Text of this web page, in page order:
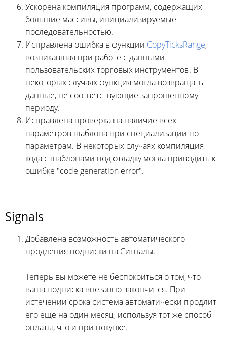
Ускорена компиляция программ, содержащих
большие массивы, инициализируемые
последовательностью.
Исправлена ошибка в функции CopyTicksRange,
возникавшая при работе с данными
пользовательских торговых инструментов. В
некоторых случаях функция могла возвращать
данные, не соответствующие запрошенному
периоду.
Исправлена проверка на наличие всех
параметров шаблона при специализации по
параметрам. В некоторых случаях компиляция
кода с шаблонами под отладку могла приводить к
ошибке "code generation error".
Signals
Добавлена возможность автоматического
продления подписки на Сигналы.
Теперь вы можете не беспокоиться о том, что
ваша подписка внезапно закончится. При
истечении срока система автоматически продлит
его еще на один месяц, используя тот же способ
оплаты, что и при покупке.